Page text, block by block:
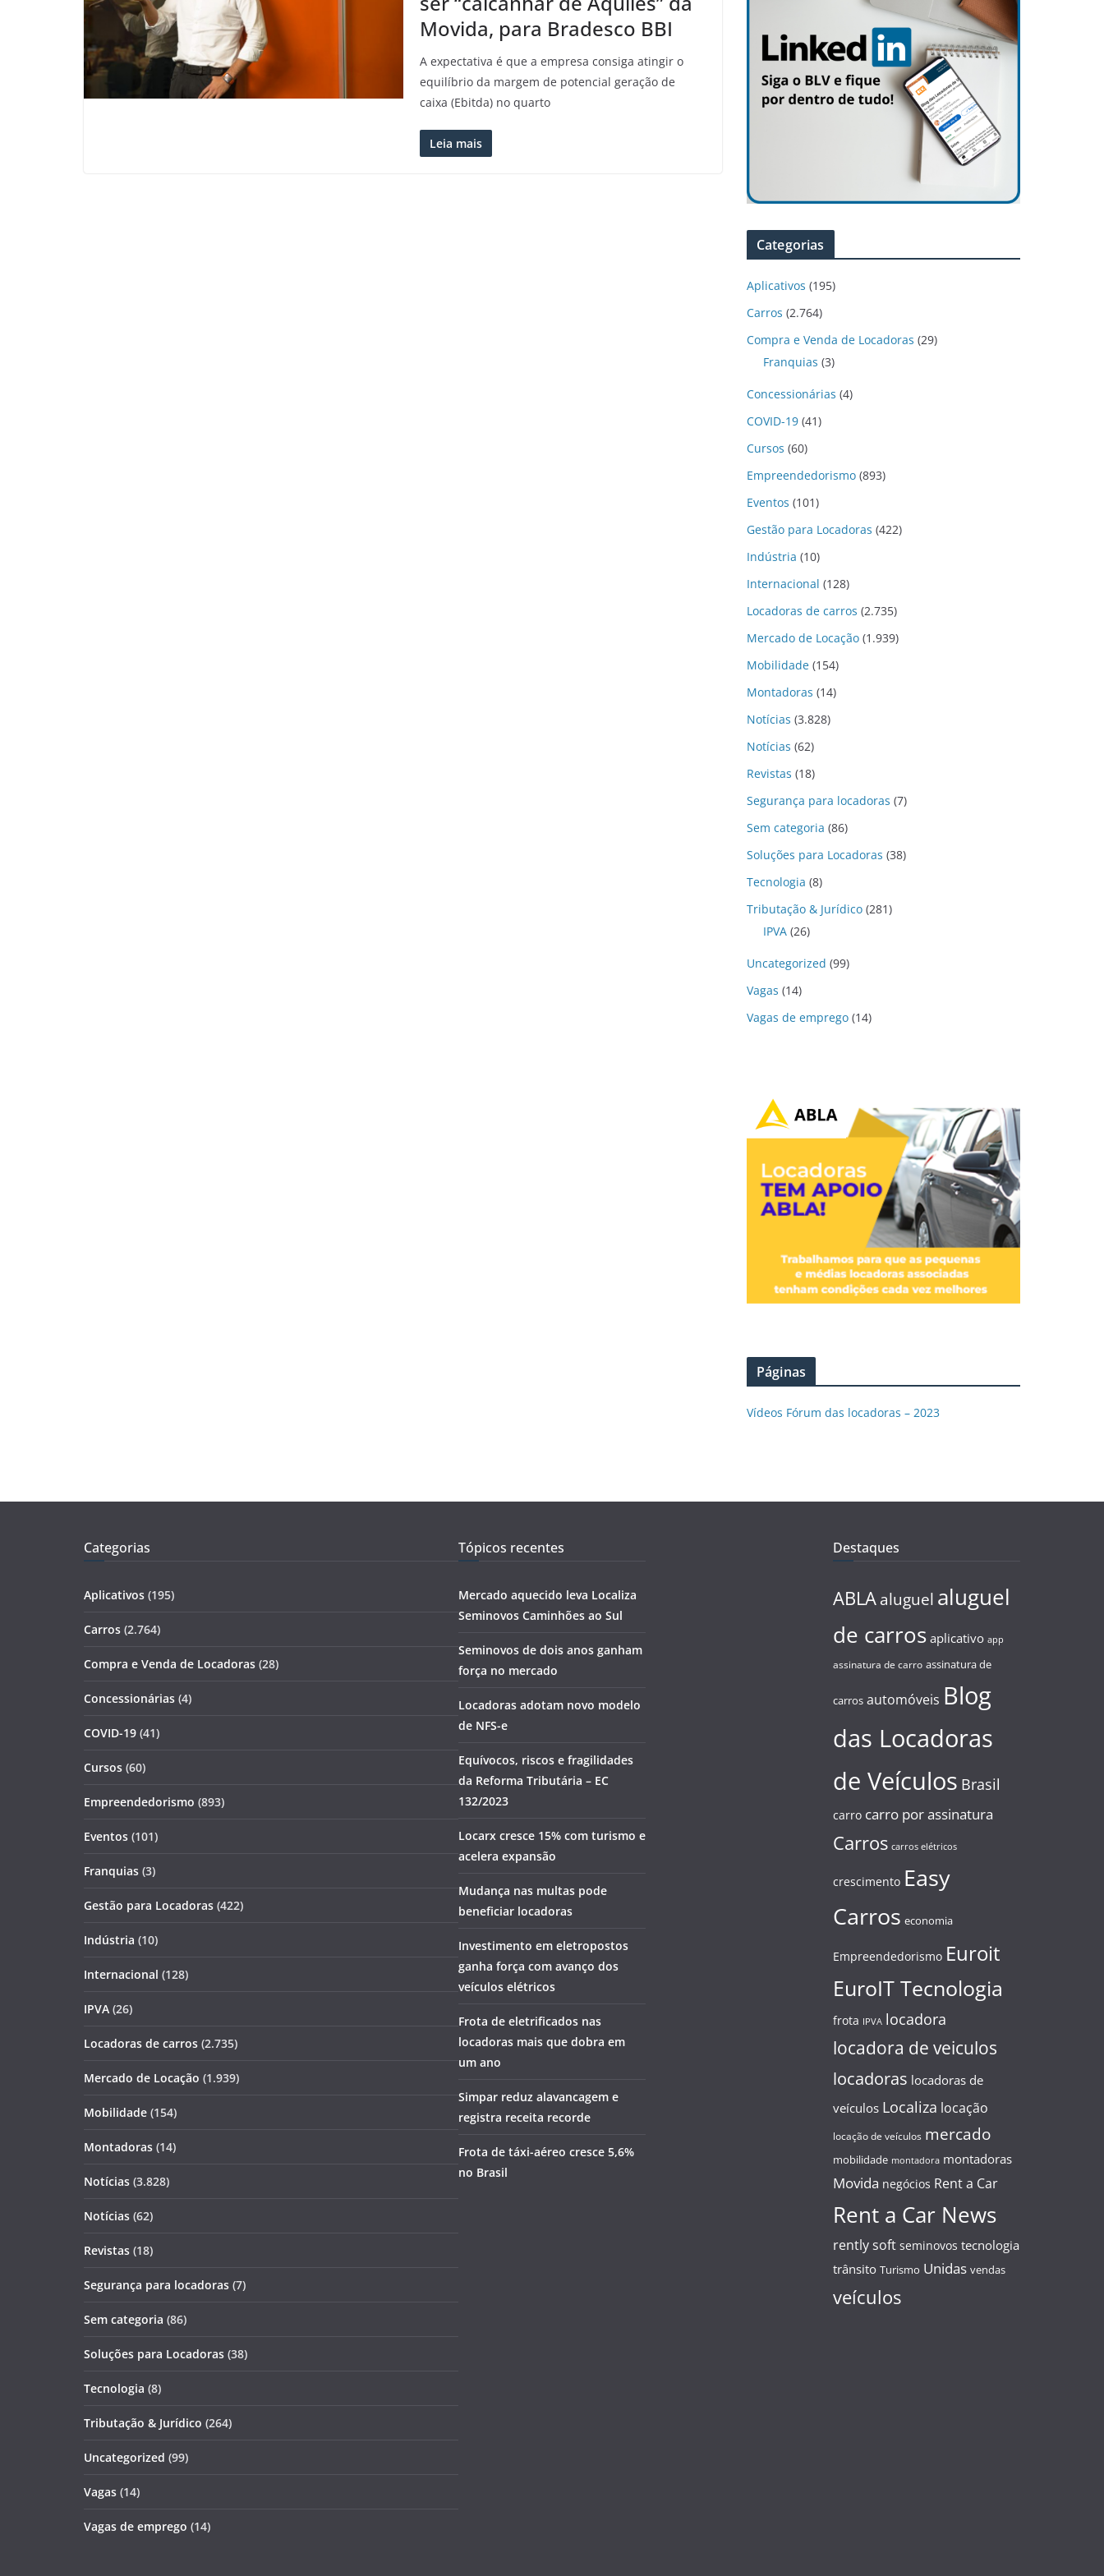
Movida, para Bradesco BBI
A expectativa é que a empresa consiga atingir o
equilíbrio da margem de potencial geração de
caixa (Ebitda) no quarto
Leia mais
Categorias
Aplicativos (195)
Carros (2.764)
Compra e Venda de Locadoras (29)
Franquias (3)
Concessionárias (4)
COVID-19 (41)
Cursos (60)
Empreendedorismo (893)
Eventos (101)
Gestão para Locadoras (422)
Indústria (10)
Internacional (128)
Locadoras de carros (2.735)
Mercado de Locação (1.939)
Mobilidade (154)
Montadoras (14)
Notícias (3.828)
Notícias (62)
Revistas (18)
Segurança para locadoras (7)
Sem categoria (86)
Soluções para Locadoras (38)
Tecnologia (8)
Tributação & Jurídico (281)
IPVA (26)
Uncategorized (99)
Vagas (14)
Vagas de emprego (14)
Páginas
Vídeos Fórum das locadoras – 2023
Categorias
Aplicativos (195)
Carros (2.764)
Compra e Venda de Locadoras (28)
Concessionárias (4)
COVID-19 (41)
Cursos (60)
Empreendedorismo (893)
Eventos (101)
Franquias (3)
Gestão para Locadoras (422)
Indústria (10)
Internacional (128)
IPVA (26)
Locadoras de carros (2.735)
Mercado de Locação (1.939)
Mobilidade (154)
Montadoras (14)
Notícias (3.828)
Notícias (62)
Revistas (18)
Segurança para locadoras (7)
Sem categoria (86)
Soluções para Locadoras (38)
Tecnologia (8)
Tributação & Jurídico (264)
Uncategorized (99)
Vagas (14)
Vagas de emprego (14)
Tópicos recentes
Mercado aquecido leva Localiza
Seminovos Caminhões ao Sul
Seminovos de dois anos ganham
força no mercado
Locadoras adotam novo modelo
de NFS-e
Equívocos, riscos e fragilidades
da Reforma Tributária – EC
132/2023
Locarx cresce 15% com turismo e
acelera expansão
Mudança nas multas pode
beneficiar locadoras
Investimento em eletropostos
ganha força com avanço dos
veículos elétricos
Frota de eletrificados nas
locadoras mais que dobra em
um ano
Simpar reduz alavancagem e
registra receita recorde
Frota de táxi-aéreo cresce 5,6%
no Brasil
Destaques
ABLA aluguel aluguel
de carros aplicativo app
assinatura de carro assinatura de
carros automóveis Blog
das Locadoras
de Veículos Brasil
carro carro por assinatura
Carros carros elétricos
crescimento Easy
Carros economia
Empreendedorismo Euroit
EuroIT Tecnologia
frota IPVA locadora
locadora de veiculos
locadoras locadoras de
veículos Localiza locação
locação de veículos mercado
mobilidade montadora montadoras
Movida negócios Rent a Car
Rent a Car News
rently soft seminovos tecnologia
trânsito Turismo Unidas vendas
veículos